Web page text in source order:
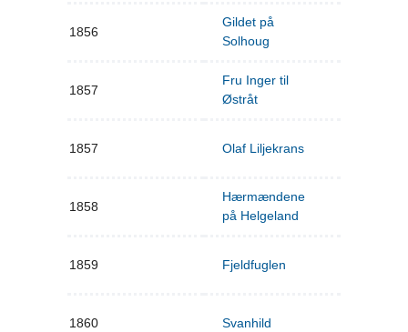
1856
Gildet på
Solhoug
1857
Fru Inger til
Østråt
1857 Olaf Liljekrans
1858
Hærmændene
på Helgeland
1859 Fjeldfuglen
1860 Svanhild